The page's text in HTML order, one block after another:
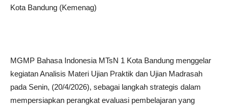
Kota Bandung (Kemenag)
MGMP Bahasa Indonesia MTsN 1 Kota Bandung menggelar
kegiatan Analisis Materi Ujian Praktik dan Ujian Madrasah
pada Senin, (20/4/2026), sebagai langkah strategis dalam
mempersiapkan perangkat evaluasi pembelajaran yang